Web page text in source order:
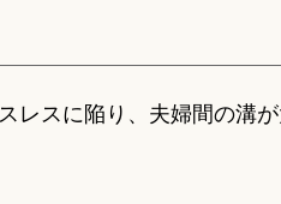
レスに陥り、夫婦間の溝